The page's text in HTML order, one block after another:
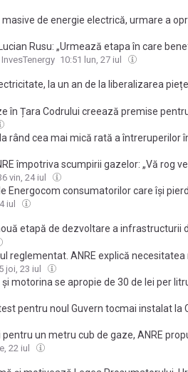
de energie electrică, urmare a
mic al Dunării. ANRE avizează de
Rusu: „Urmează etapa în care
InvesTenergy 10:51 lun, 27 iul
la un an de la liberalizarea
clienților
în Țara Codrului creează premise
vieții; Transgaz a investit 14
7.000 de locuitori
rând cea mai mică rată a întreruperilor
25 de ori mai mică decât înainte de
împotriva scumpirii gazelor: „Vă rog
vin, 24 iul
Energocom consumatorilor care își pierd
iul
etapă de dezvoltare a infrastructurii
conducta Borșa – Cârlibaba – Vatra
reglementat. ANRE explică necesitatea
joi, 23 iul
motorina se apropie de 30 de lei per
pentru noul Guvern tocmai instalat la
controlul narațiunii
un metru cub de gaze, ANRE
22 iul